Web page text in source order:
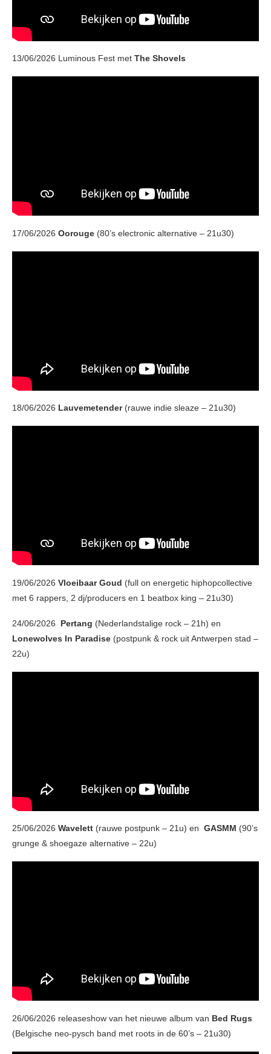
13/06/2026 Luminous Fest met The Shovels
17/06/2026 Oorouge (80’s electronic alternative – 21u30)
18/06/2026 Lauvemetender (rauwe indie sleaze – 21u30)
19/06/2026 Vloeibaar Goud (full on energetic hiphopcollective
met 6 rappers, 2 dj/producers en 1 beatbox king – 21u30)
24/06/2026 Pertang (Nederlandstalige rock – 21h) en
Lonewolves In Paradise (postpunk & rock uit Antwerpen stad –
22u)
25/06/2026 Wavelett (rauwe postpunk – 21u) en GASMM (90’s
grunge & shoegaze alternative – 22u)
26/06/2026 releaseshow van het nieuwe album van Bed Rugs
(Belgische neo-pysch band met roots in de 60’s – 21u30)